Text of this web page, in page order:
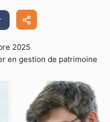
2025
en gestion de patrimoine